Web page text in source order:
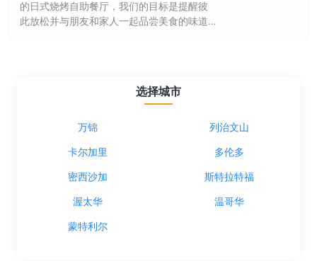
的日式烧烤自助餐厅，我们的目标是提醒彼
此放松并与朋友和家人一起品尝美食的味道
选择城市
万锦 列治文山
卡尔加里 多伦多
密西沙加 斯特拉特福
渥太华 温哥华
蒙特利尔